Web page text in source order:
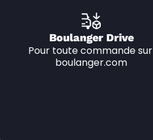
Boulanger Drive
Pour toute commande sur
boulanger.com